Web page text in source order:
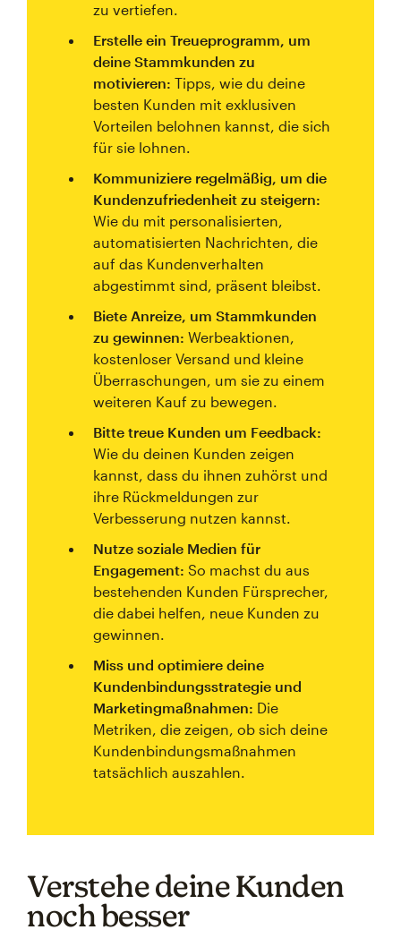
zu vertiefen.
Erstelle ein Treueprogramm, um
deine Stammkunden zu
motivieren: Tipps, wie du deine
besten Kunden mit exklusiven
Vorteilen belohnen kannst, die sich
für sie lohnen.
Kommuniziere regelmäßig, um die
Kundenzufriedenheit zu steigern:
Wie du mit personalisierten,
automatisierten Nachrichten, die
auf das Kundenverhalten
abgestimmt sind, präsent bleibst.
Biete Anreize, um Stammkunden
zu gewinnen: Werbeaktionen,
kostenloser Versand und kleine
Überraschungen, um sie zu einem
weiteren Kauf zu bewegen.
Bitte treue Kunden um Feedback:
Wie du deinen Kunden zeigen
kannst, dass du ihnen zuhörst und
ihre Rückmeldungen zur
Verbesserung nutzen kannst.
Nutze soziale Medien für
Engagement: So machst du aus
bestehenden Kunden Fürsprecher,
die dabei helfen, neue Kunden zu
gewinnen.
Miss und optimiere deine
Kundenbindungsstrategie und
Marketingmaßnahmen: Die
Metriken, die zeigen, ob sich deine
Kundenbindungsmaßnahmen
tatsächlich auszahlen.
Verstehe deine Kunden
noch besser